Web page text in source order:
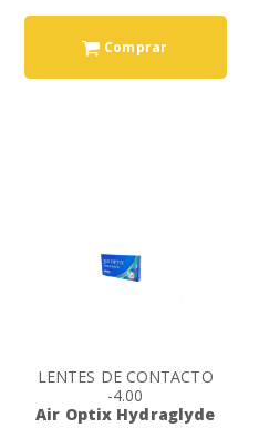
Comprar
LENTES DE CONTACTO
-4.00
Air Optix Hydraglyde